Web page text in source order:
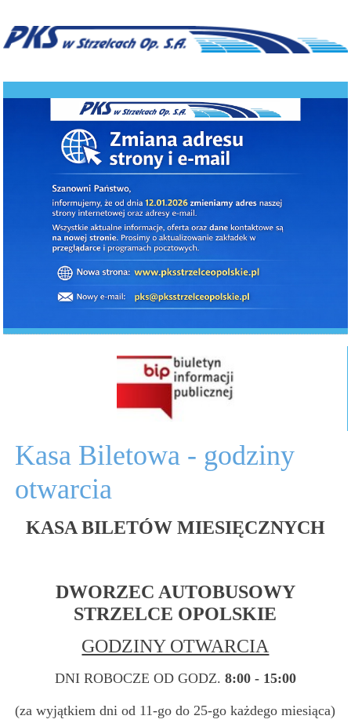
Kasa Biletowa - godziny
otwarcia
KASA BILETÓW MIESIĘCZNYCH
DWORZEC AUTOBUSOWY
STRZELCE OPOLSKIE
GODZINY OTWARCIA
DNI ROBOCZE OD GODZ. 8:00 - 15:00
(za wyjątkiem dni od 11-go do 25-go każdego miesiąca)